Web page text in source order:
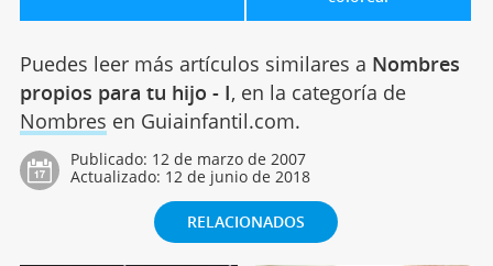
Puedes leer más artículos similares a Nombres
propios para tu hijo - I, en la categoría de
Nombres en Guiainfantil.com.
Publicado: 12 de marzo de 2007
Actualizado: 12 de junio de 2018
RELACIONADOS